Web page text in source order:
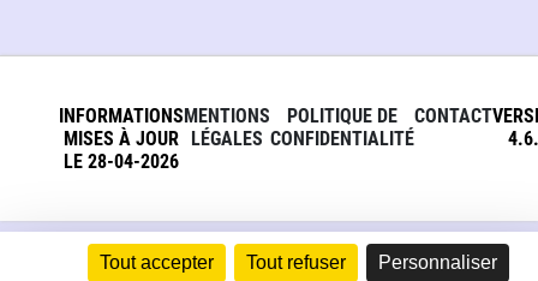
Tout accepter Tout refuser Personnaliser
INFORMATIONS
MISES À JOUR
LE 28-04-2026
MENTIONS
LÉGALES
POLITIQUE DE
CONFIDENTIALITÉ
CONTACT